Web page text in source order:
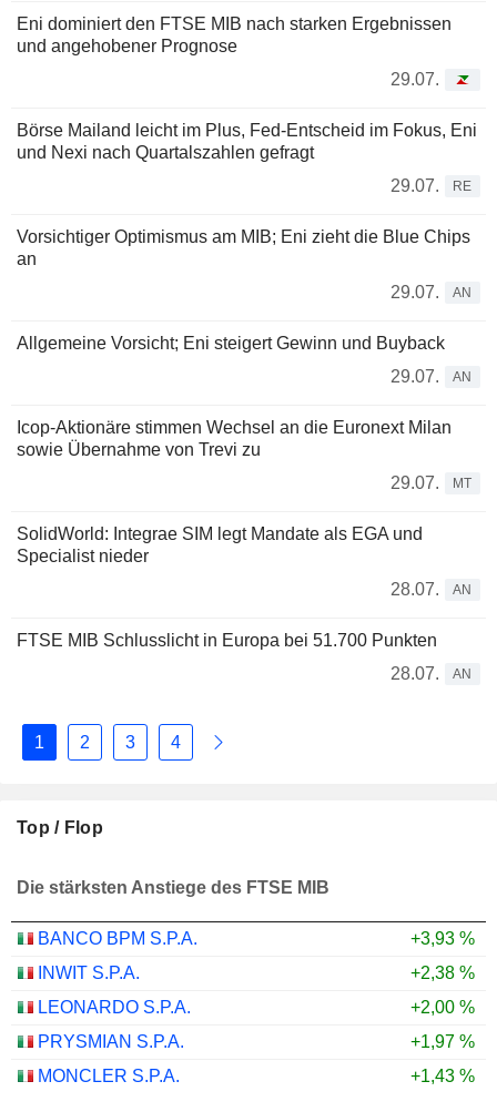
Eni dominiert den FTSE MIB nach starken Ergebnissen
und angehobener Prognose
29.07.
Börse Mailand leicht im Plus, Fed-Entscheid im Fokus, Eni
und Nexi nach Quartalszahlen gefragt
29.07.
RE
Vorsichtiger Optimismus am MIB; Eni zieht die Blue Chips
an
29.07.
AN
Allgemeine Vorsicht; Eni steigert Gewinn und Buyback
29.07.
AN
Icop-Aktionäre stimmen Wechsel an die Euronext Milan
sowie Übernahme von Trevi zu
29.07.
MT
SolidWorld: Integrae SIM legt Mandate als EGA und
Specialist nieder
28.07.
AN
FTSE MIB Schlusslicht in Europa bei 51.700 Punkten
28.07.
AN
1 2 3 4
Top / Flop
Die stärksten Anstiege des FTSE MIB
BANCO BPM S.P.A.
+3,93 %
INWIT S.P.A.
+2,38 %
LEONARDO S.P.A.
+2,00 %
PRYSMIAN S.P.A.
+1,97 %
MONCLER S.P.A.
+1,43 %